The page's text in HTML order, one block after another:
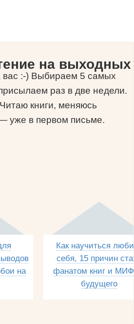
на выходных
вас :-) Выбираем 5 самых
раз в две недели.
книги, меняюсь
уже в первом письме.
на
Как научиться
себя, 15 причин
фанатом книг и
будущего